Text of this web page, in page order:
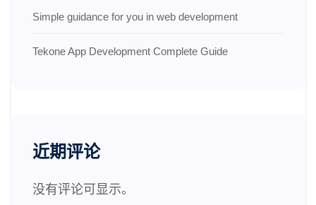
Simple guidance for you in web development
Tekone App Development Complete Guide
近期评论
没有评论可显示。